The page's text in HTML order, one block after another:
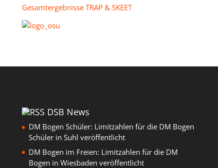
Gesamtergebnisse TRAP & SKEET
DSB News
DM Bogen Schüler: Limitzahlen für die DM Bogen
Schüler in Suhl veröffentlicht
DM Bogen im Freien: Limitzahlen für die DM
Bogen in Wiesbaden veröffentlicht